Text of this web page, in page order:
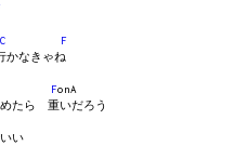
C
F
かなきゃね
FonA
たら 重いだろう
い